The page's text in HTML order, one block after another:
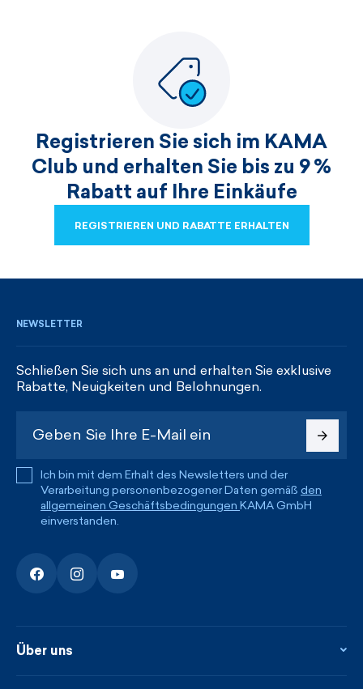
Registrieren Sie sich im KAMA
Club und erhalten Sie bis zu 9 %
Rabatt auf Ihre Einkäufe
REGISTRIEREN UND RABATTE ERHALTEN
NEWSLETTER
Schließen Sie sich uns an und erhalten Sie exklusive
Rabatte, Neuigkeiten und Belohnungen.
Ich bin mit dem Erhalt des Newsletters und der
Verarbeitung personenbezogener Daten gemäß den
allgemeinen Geschäftsbedingungen KAMA GmbH
einverstanden.
Über uns